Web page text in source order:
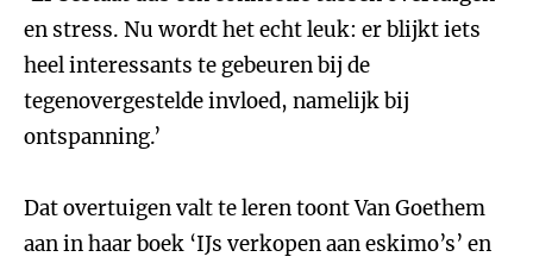
en stress. Nu wordt het echt leuk: er blijkt iets
heel interessants te gebeuren bij de
tegenovergestelde invloed, namelijk bij
ontspanning.’
Dat overtuigen valt te leren toont Van Goethem
aan in haar boek ‘IJs verkopen aan eskimo’s’ en